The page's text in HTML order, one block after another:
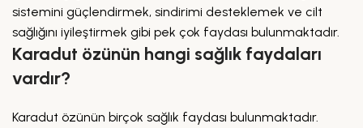
sistemini güçlendirmek, sindirimi desteklemek ve cilt
sağlığını iyileştirmek gibi pek çok faydası bulunmaktadır.
Karadut özünün hangi sağlık faydaları
vardır?
Karadut özünün birçok sağlık faydası bulunmaktadır.